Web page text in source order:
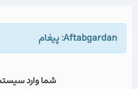
Aftabgardan: پيغام
شما وارد